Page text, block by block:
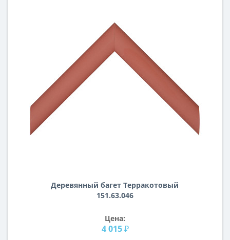
Деревянный багет Терракотовый
151.63.046
Цена:
4 015 ₽